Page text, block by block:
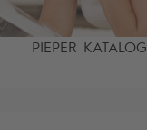
PIEPER KATALOG